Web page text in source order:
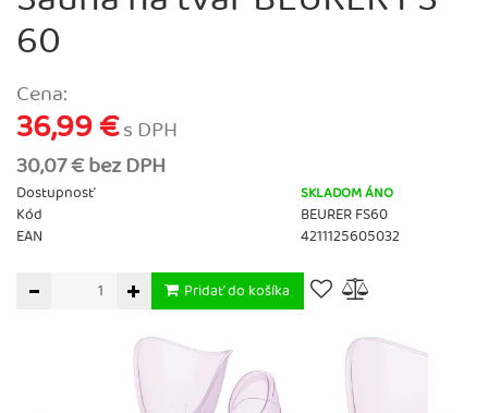
60
Cena:
36,99 €s DPH
30,07 € bez DPH
Dostupnosť SKLADOM ÁNO
Kód
BEURER FS60
EAN
4211125605032
Pridať do košíka